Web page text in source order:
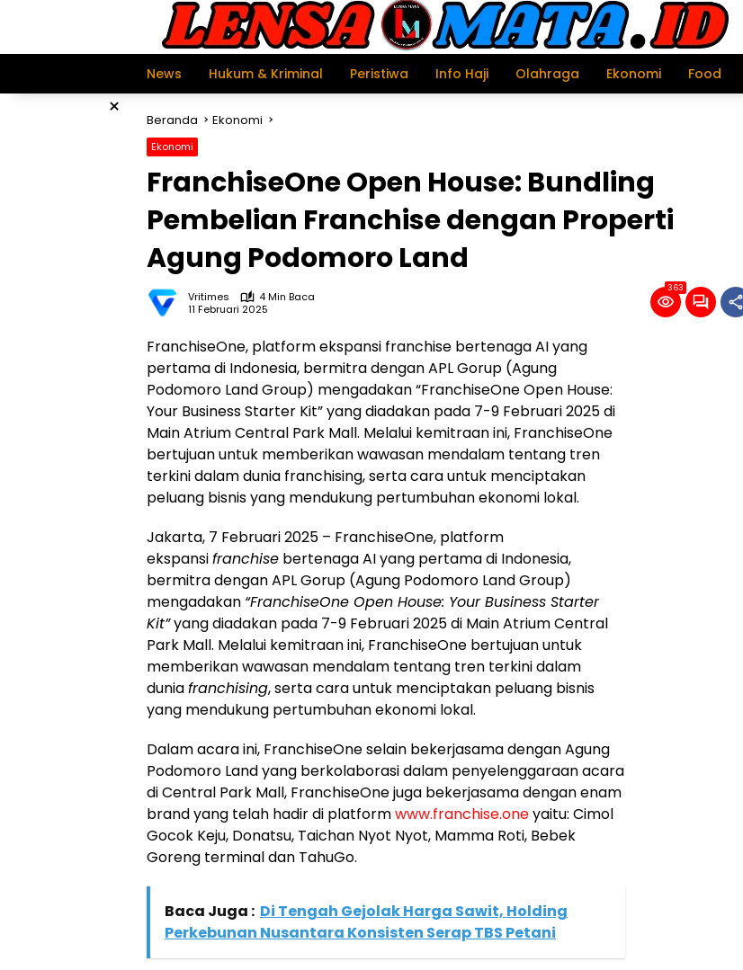
News
Hukum & Kriminal Peristiwa Info Haji Olahraga Ekonomi Food
× Beranda Ekonomi
Ekonomi
FranchiseOne Open House: Bundling
Pembelian Franchise dengan Properti
Agung Podomoro Land
Vritimes
4 Min Baca
11 Februari 2025
363
FranchiseOne, platform ekspansi franchise bertenaga AI yang
pertama di Indonesia, bermitra dengan APL Gorup (Agung
Podomoro Land Group) mengadakan “FranchiseOne Open House:
Your Business Starter Kit” yang diadakan pada 7-9 Februari 2025 di
Main Atrium Central Park Mall. Melalui kemitraan ini, FranchiseOne
bertujuan untuk memberikan wawasan mendalam tentang tren
terkini dalam dunia franchising, serta cara untuk menciptakan
peluang bisnis yang mendukung pertumbuhan ekonomi lokal.
Jakarta, 7 Februari 2025 – FranchiseOne, platform
ekspansifranchise bertenaga AI yang pertama di Indonesia,
bermitra dengan APL Gorup (Agung Podomoro Land Group)
mengadakan “FranchiseOne Open House: Your Business Starter
Kit”yang diadakan pada 7-9 Februari 2025 di Main Atrium Central
Park Mall. Melalui kemitraan ini, FranchiseOne bertujuan untuk
memberikan wawasan mendalam tentang tren terkini dalam
duniafranchising, serta cara untuk menciptakan peluang bisnis
yang mendukung pertumbuhan ekonomi lokal.
Dalam acara ini, FranchiseOne selain bekerjasama dengan Agung
Podomoro Land yang berkolaborasi dalam penyelenggaraan acara
di Central Park Mall, FranchiseOne juga bekerjasama dengan enam
brand yang telah hadir di platformwww.franchise.oneyaitu: Cimol
Gocok Keju, Donatsu, Taichan Nyot Nyot, Mamma Roti, Bebek
Goreng terminal dan TahuGo.
Baca Juga : Di Tengah Gejolak Harga Sawit, Holding
Perkebunan Nusantara Konsisten Serap TBS Petani